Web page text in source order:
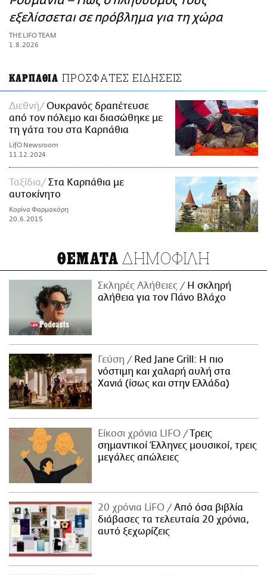
ΑΜΠΑ
PRINT
εξελίσσεται σε πρόβλημα για τη χώρα
THE LIFO TEAM
1.8.2026
ΚΑΡΠΑΘΙΑ ΠΡΟΣΦΑΤΕΣ ΕΙΔΗΣΕΙΣ
Διεθνή
Ουκρανός δραπέτευσε
από τον πόλεμο και διασώθηκε με
τη γάτα του στα Καρπάθια
LifO Newsroom
11.12.2024
Ταξίδια
Στα Καρπάθια με
αυτοκίνητο
Κορίνα Φαρμακόρη
20.6.2015
ΘΕΜΑΤΑ ΔΗΜΟΦΙΛΗ
Σκληρές Αλήθειες
H σκληρή
αλήθεια για τον Πάνο Βλάχο
Γεύση
Red Jane Grill: Η πιο
νόστιμη και χαλαρή αυλή στα
Χανιά (ίσως και στην Ελλάδα)
Είκοσι χρόνια LIFO
Tρεις
σημαντικοί Έλληνες μουσικοί, τρεις
μεγάλες απώλειες
20 χρόνια LiFO
Από όσα βιβλία
διάβασες τα τελευταία 20 χρόνια,
αυτό ξεχωρίζεις